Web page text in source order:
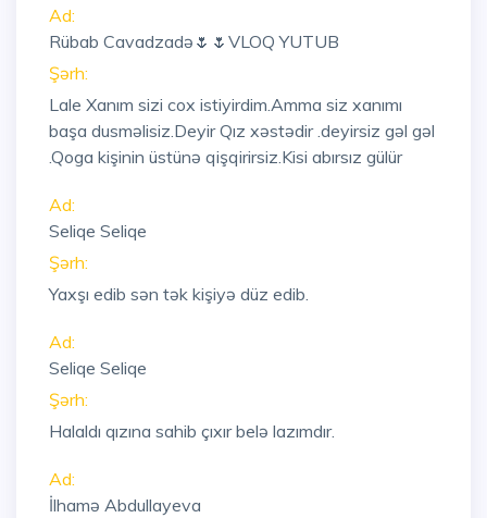
Ad:
Rübab Cavadzadə🌷🌷VLOQ YUTUB
Şərh:
Lale Xanım sizi cox istiyirdim.Amma siz xanımı
başa dusməlisiz.Deyir Qız xəstədir .deyirsiz gəl gəl
.Qoga kişinin üstünə qişqirirsiz.Kisi abırsız gülür
Ad:
Seliqe Seliqe
Şərh:
Yaxşı edib sən tək kişiyə düz edib.
Ad:
Seliqe Seliqe
Şərh:
Halaldı qızına sahib çıxır belə lazımdır.
Ad:
İlhamə Abdullayeva